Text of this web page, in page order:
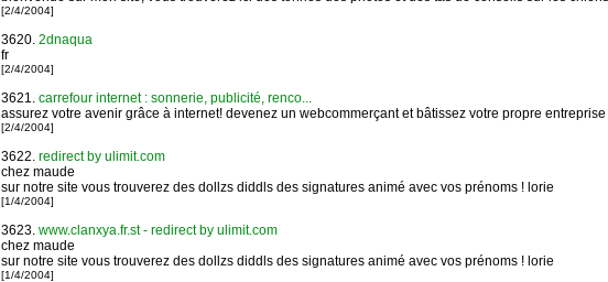
[2/4/2004]
3620. 2dnaqua
fr
[2/4/2004]
3621. carrefour internet : sonnerie, publicité, renco...
assurez votre avenir grâce à internet! devenez un webcommerçant et bâtissez votre propre
[2/4/2004]
3622. redirect by ulimit.com
chez maude
sur notre site vous trouverez des dollzs diddls des signatures animé avec vos prénoms ! lorie
[1/4/2004]
3623. www.clanxya.fr.st - redirect by ulimit.com
chez maude
sur notre site vous trouverez des dollzs diddls des signatures animé avec vos prénoms ! lorie
[1/4/2004]